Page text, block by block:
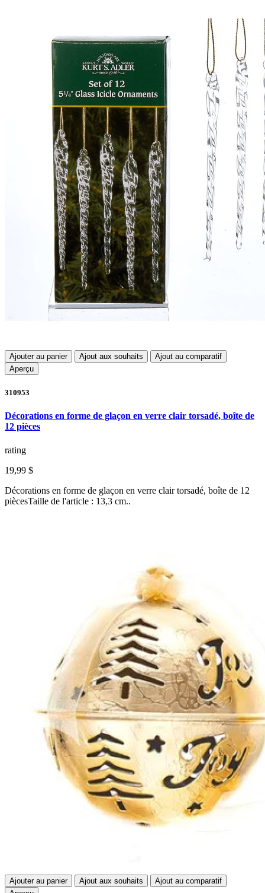
Ajouter au panier Ajout aux souhaits
Ajout au comparatif
Aperçu
310953
Décorations en forme de glaçon en verre clair torsadé, boîte de
12 pièces
rating
19,99 $
Décorations en forme de glaçon en verre clair torsadé, boîte de 12
piècesTaille de l'article : 13,3 cm..
Ajouter au panier Ajout aux souhaits
Ajout au comparatif